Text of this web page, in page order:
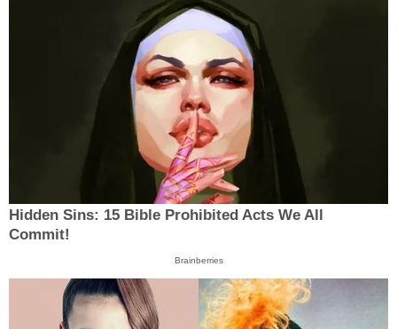
Hidden Sins: 15 Bible Prohibited Acts We All
Commit!
Brainberries